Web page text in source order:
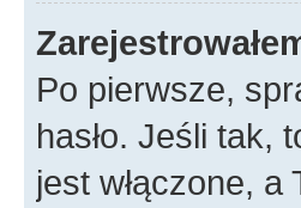
Po pierwsze,
hasło. Jeśli tak,
jest włączone,